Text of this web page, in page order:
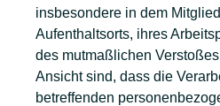
insbesondere in dem
Aufenthaltsorts, ihres
des mutmaßlichen
Ansicht sind, dass die
betreffenden